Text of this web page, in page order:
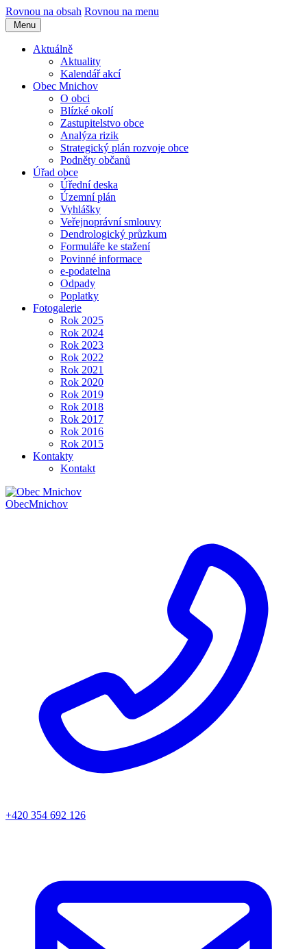
Rovnou na obsah Rovnou na menu
Menu
Aktuálně
Aktuality
Kalendář akcí
Obec Mnichov
O obci
Blízké okolí
Zastupitelstvo obce
Analýza rizik
Strategický plán rozvoje obce
Podněty občanů
Úřad obce
Úřední deska
Územní plán
Vyhlášky
Veřejnoprávní smlouvy
Dendrologický průzkum
Formuláře ke stažení
Povinné informace
e-podatelna
Odpady
Poplatky
Fotogalerie
Rok 2025
Rok 2024
Rok 2023
Rok 2022
Rok 2021
Rok 2020
Rok 2019
Rok 2018
Rok 2017
Rok 2016
Rok 2015
Kontakty
Kontakt
ObecMnichov
+420 354 692 126